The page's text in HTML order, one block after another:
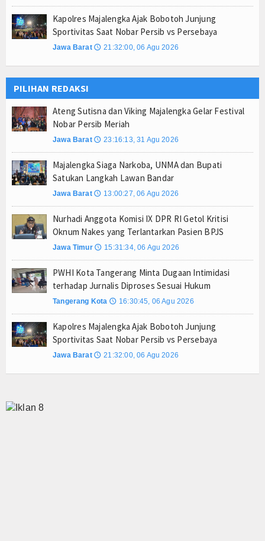
Kapolres Majalengka Ajak Bobotoh Junjung
Sportivitas Saat Nobar Persib vs Persebaya
Jawa Barat 🕔 21:32:00, 06 Agu 2026
PILIHAN REDAKSI
Ateng Sutisna dan Viking Majalengka Gelar Festival
Nobar Persib Meriah
Jawa Barat 🕔 23:16:13, 31 Agu 2026
Majalengka Siaga Narkoba, UNMA dan Bupati
Satukan Langkah Lawan Bandar
Jawa Barat 🕔 13:00:27, 06 Agu 2026
Nurhadi Anggota Komisi IX DPR RI Getol Kritisi
Oknum Nakes yang Terlantarkan Pasien BPJS
Jawa Timur 🕔 15:31:34, 06 Agu 2026
PWHI Kota Tangerang Minta Dugaan Intimidasi
terhadap Jurnalis Diproses Sesuai Hukum
Tangerang Kota 🕔 16:30:45, 06 Agu 2026
Kapolres Majalengka Ajak Bobotoh Junjung
Sportivitas Saat Nobar Persib vs Persebaya
Jawa Barat 🕔 21:32:00, 06 Agu 2026